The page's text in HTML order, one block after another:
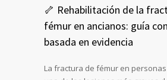
🦴 Rehabilitación de la
fémur en ancianos: guía
basada en evidencia
La fractura de fémur en